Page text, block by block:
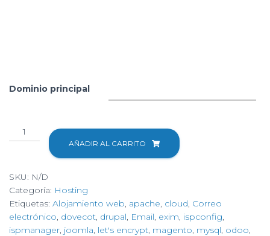
Dominio principal
Hosting
en
en
España
cantidad
AÑADIR AL CARRITO
SKU: N/D
Categoría: Hosting
Etiquetas: Alojamiento web, apache, cloud, Correo
electrónico, dovecot, drupal, Email, exim, ispconfig,
ispmanager, joomla, let's encrypt, magento, mysql, odoo,